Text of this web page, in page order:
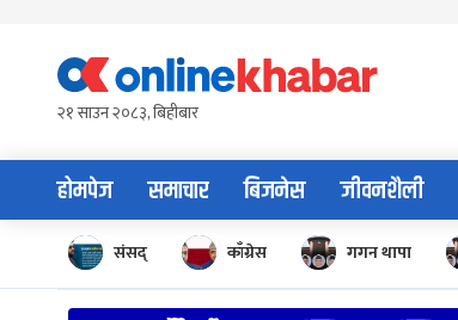
content२१ साउन २०८३, बिहीबार
होमपेज समाचार बिजनेस जीवनशैली
संसद् काँग्रेस गगन थापा